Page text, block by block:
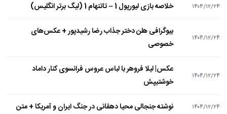
۱۴۰۴/۱۲/۲۴ خلاصه بازی لیورپول 1 – تاتنهام 1 (لیگ برتر انگلیس)
۱۴۰۴/۱۲/۲۴
بیوگرافی هلن دختر جذاب رضا رشیدپور + عکس‌های
خصوصی
۱۴۰۴/۱۲/۲۴
عکس| لیلا فروهر با لباس عروس فرانسوی کنار داماد
خوشتیپش
۱۴۰۴/۱۲/۲۴ نوشته جنجالی محیا دهقانی در جنگ ایران و آمریکا + متن